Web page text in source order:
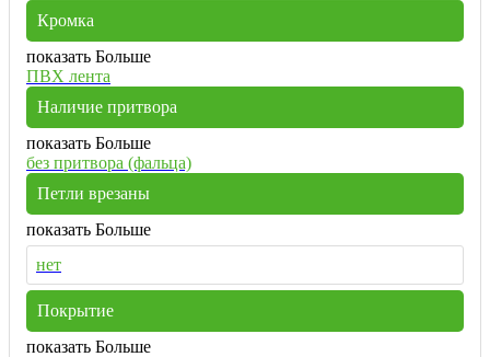
Кромка
показать Больше
ПВХ лента
Наличие притвора
показать Больше
без притвора (фальца)
Петли врезаны
показать Больше
нет
Покрытие
показать Больше